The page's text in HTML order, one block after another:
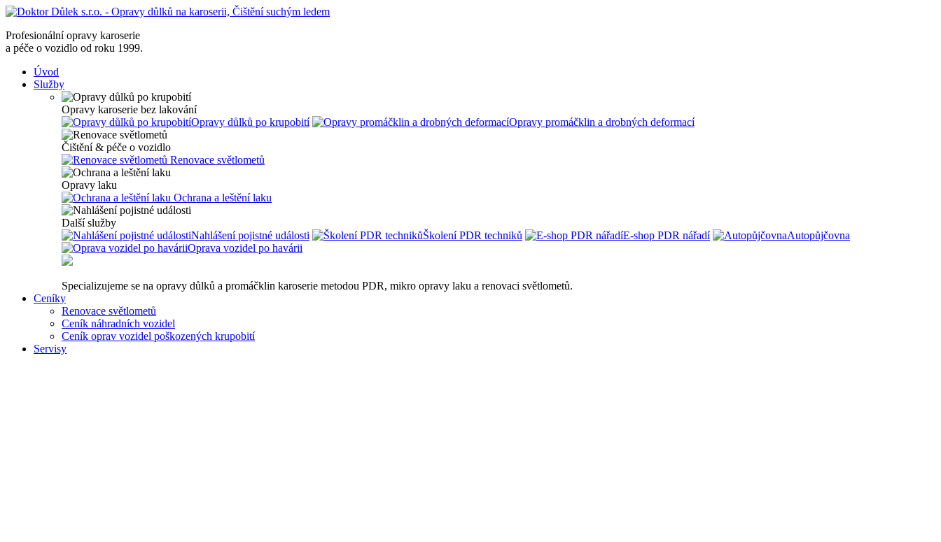
Profesionální opravy karoserie
a péče o vozidlo od roku 1999.
Úvod
Služby
Opravy karoserie bez lakování
Opravy důlků po krupobití
Opravy promáčklin a drobných deformací
Čištění & péče o vozidlo
Renovace světlometů
Opravy laku
Ochrana a leštění laku
Další služby
Nahlášení pojistné události
Školení PDR techniků E-shop PDR nářadí
Autopůjčovna
Oprava vozidel po havárii
Specializujeme se na opravy důlků a promáčklin karoserie metodou PDR, mikro opravy laku a renovaci světlometů.
Ceníky
Renovace světlometů
Ceník náhradních vozidel
Ceník oprav vozidel poškozených krupobití
Servisy